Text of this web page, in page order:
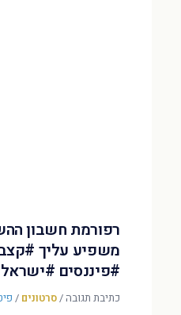
רפורמת חשבון
משפיע עליך
#פיננסים #ישראל
כתיבת תגובה/סרטונים /